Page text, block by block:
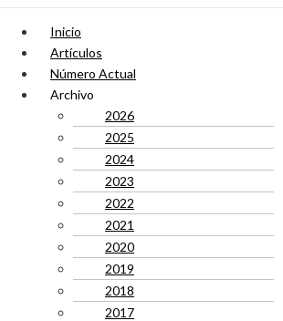
Inicio
Artículos
Número Actual
Archivo
2026
2025
2024
2023
2022
2021
2020
2019
2018
2017